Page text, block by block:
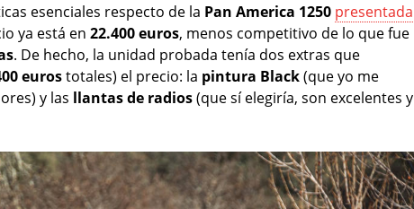
esenciales respecto de la Pan America 1250 presentada
ya está en 22.400 euros, menos competitivo de lo que fue
. De hecho, la unidad probada tenía dos extras que
eurostotales) el precio: la pintura Black(que yo me
y las llantas de radios(que sí elegiría, son excelentes y